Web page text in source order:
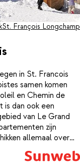
St. François Longchamp
in St. Francois
samen komen
en Chemin de
is dan ook een
van Le Grand
zijn
allemaal over
even lekker in het
in de sauna. In